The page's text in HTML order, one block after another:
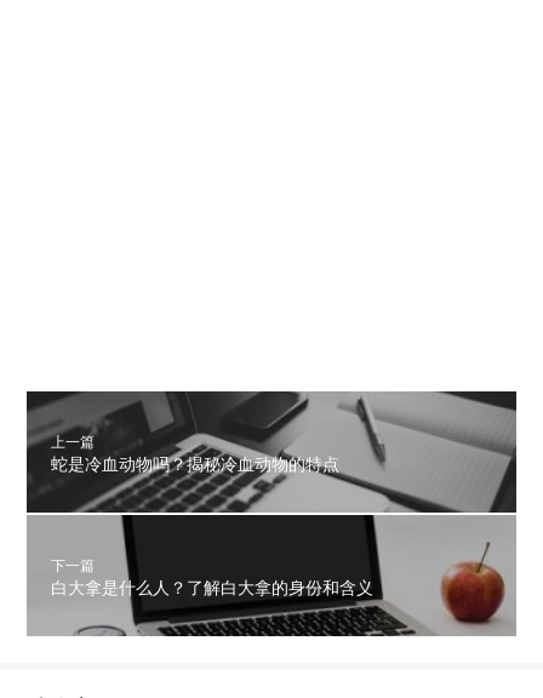
上一篇
蛇是冷血动物吗？揭秘冷血动物的特点
下一篇
白大拿是什么人？了解白大拿的身份和含义